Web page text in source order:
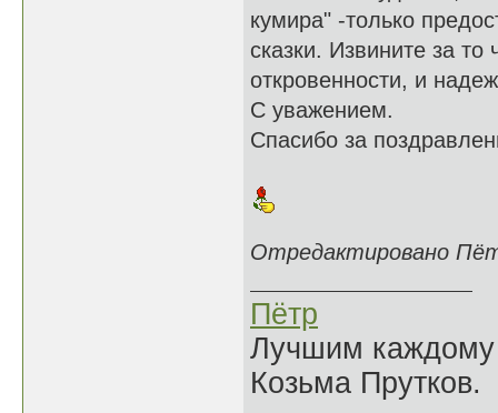
кумира" -только
сказки. Извините за
откровенности, и
С уважением.
Спасибо за
Отредактировано
Пётр
Лучшим каждому
Козьма Прутков.